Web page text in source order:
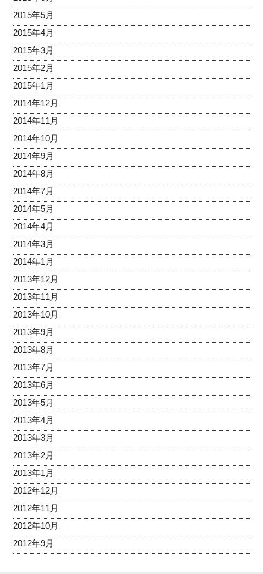
2015年5月
2015年4月
2015年3月
2015年2月
2015年1月
2014年12月
2014年11月
2014年10月
2014年9月
2014年8月
2014年7月
2014年5月
2014年4月
2014年3月
2014年1月
2013年12月
2013年11月
2013年10月
2013年9月
2013年8月
2013年7月
2013年6月
2013年5月
2013年4月
2013年3月
2013年2月
2013年1月
2012年12月
2012年11月
2012年10月
2012年9月